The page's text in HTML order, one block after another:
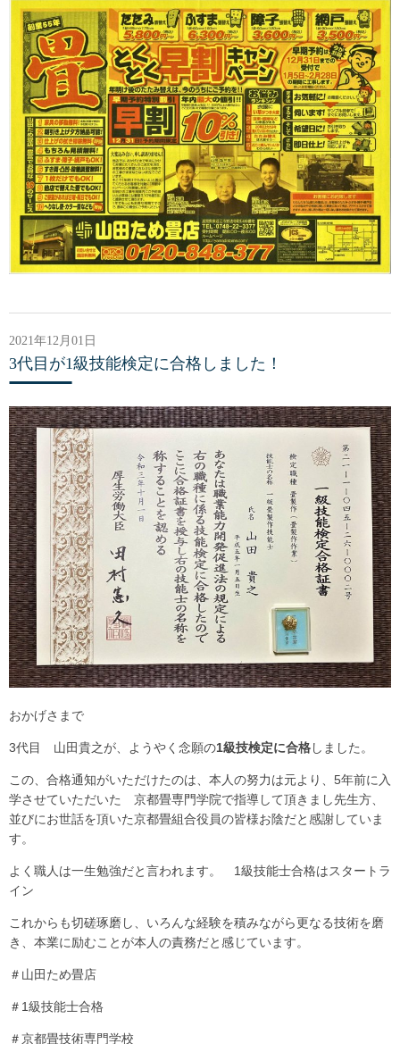
2021年12月01日
3代目が1級技能検定に合格しました！
おかげさまで
3代目 山田貴之が、ようやく念願の1級技検定に合格しました。
この、合格通知がいただけたのは、本人の努力は元より、5年前に入
学させていただいた 京都畳専門学院で指導して頂きまし先生方、
並びにお世話を頂いた京都畳組合役員の皆様お陰だと感謝していま
す。
よく職人は一生勉強だと言われます。 1級技能士合格はスタートラ
イン
これからも切磋琢磨し、いろんな経験を積みながら更なる技術を磨
き、本業に励むことが本人の責務だと感じています。
＃山田ため畳店
＃1級技能士合格
＃京都畳技術専門学校